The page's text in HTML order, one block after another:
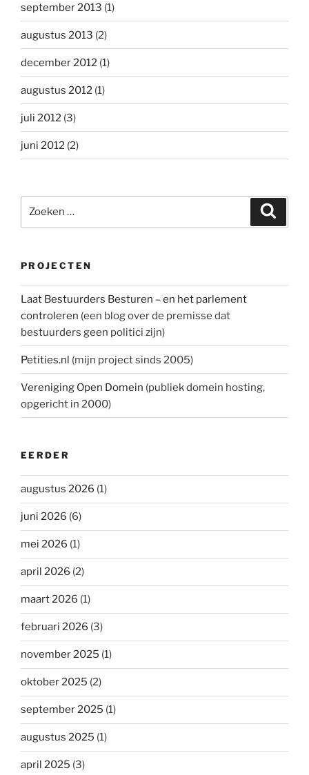
september 2013 (1)
augustus 2013 (2)
december 2012 (1)
augustus 2012 (1)
juli 2012 (3)
juni 2012 (2)
naar:
PROJECTEN
Laat Bestuurders Besturen – en het parlement
controleren (een blog over de premisse dat
bestuurders geen politici zijn)
Petities.nl (mijn project sinds 2005)
Vereniging Open Domein (publiek domein hosting,
opgericht in 2000)
EERDER
augustus 2026 (1)
juni 2026 (6)
mei 2026 (1)
april 2026 (2)
maart 2026 (1)
februari 2026 (3)
november 2025 (1)
oktober 2025 (2)
september 2025 (1)
augustus 2025 (1)
april 2025 (3)